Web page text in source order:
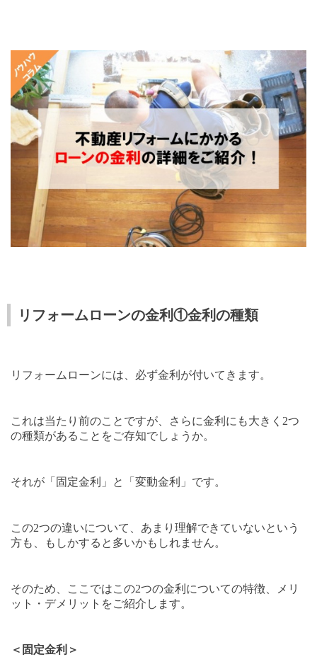
リフォームローンの金利①金利の種類
リフォームローンには、必ず金利が付いてきます。
これは当たり前のことですが、さらに金利にも大きく 2つ
の種類があることをご存知でしょうか。
それが「固定金利」と「変動金利」です。
この2つの違いについて、あまり理解できていないという
方も、もしかすると多いかもしれません。
そのため、ここではこの2つの金利についての特徴、メリ
ット・デメリットをご紹介します。
＜固定金利＞